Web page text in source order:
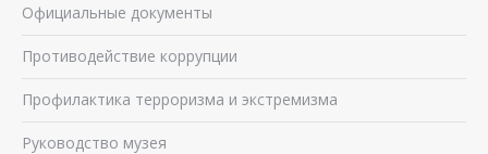
Официальные документы
Противодействие коррупции
Профилактика терроризма и экстремизма
Руководство музея